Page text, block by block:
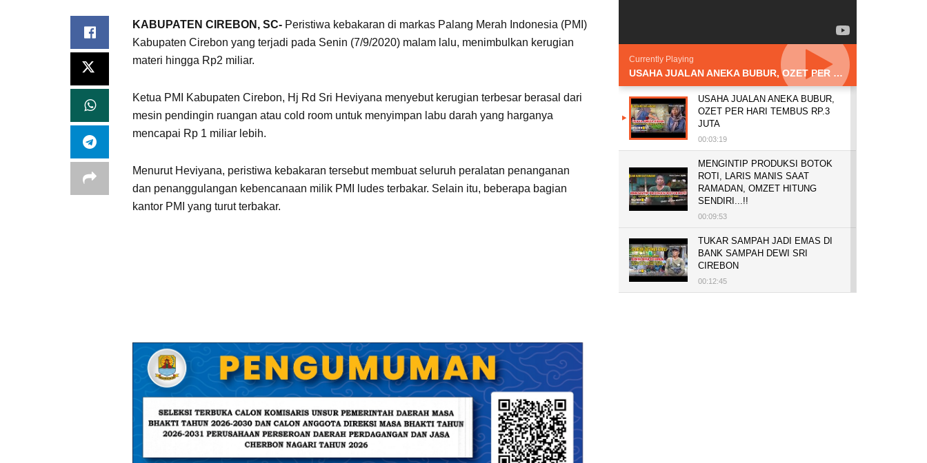
KABUPATEN CIREBON, SC- Peristiwa kebakaran di markas Palang Merah Indonesia (PMI)
Kabupaten Cirebon yang terjadi pada Senin (7/9/2020) malam lalu, menimbulkan kerugian
materi hingga Rp2 miliar.
Ketua PMI Kabupaten Cirebon, Hj Rd Sri Heviyana menyebut kerugian terbesar berasal dari
mesin pendingin ruangan atau cold room untuk menyimpan labu darah yang harganya
mencapai Rp 1 miliar lebih.
Menurut Heviyana, peristiwa kebakaran tersebut membuat seluruh peralatan penanganan
dan penanggulangan kebencanaan milik PMI ludes terbakar. Selain itu, beberapa bagian
kantor PMI yang turut terbakar.
Currently Playing
USAHA JUALAN ANEKA BUBUR, OZET PER HARI TEMBUS RP.3 JUTA
USAHA JUALAN ANEKA BUBUR,
OZET PER HARI TEMBUS RP.3
JUTA
00:03:19
MENGINTIP PRODUKSI BOTOK
ROTI, LARIS MANIS SAAT
RAMADAN, OMZET HITUNG
SENDIRI...!!
00:09:53
TUKAR SAMPAH JADI EMAS DI
BANK SAMPAH DEWI SRI
CIREBON
00:12:45